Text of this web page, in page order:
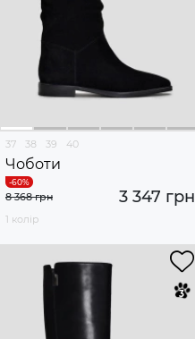
37 38 39 40
Чоботи
3 347 грн
8 368 грн
1 колір